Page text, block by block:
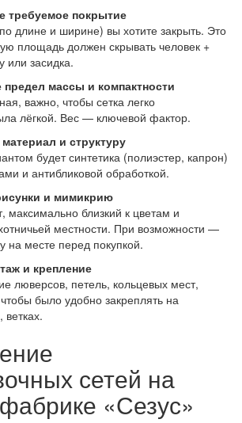
требуемое покрытие
длине и ширине) вы хотите закрыть. Это
площадь должен скрывать человек +
или засидка.
предел массы и компактности
важно, чтобы сетка легко
лёгкой. Вес — ключевой фактор.
и структуру
будет синтетика (полиэстер, капрон)
и антибликовой обработкой.
и мимикрию
максимально близкий к цветам и
местности. При возможности —
на месте перед покупкой.
и крепление
люверсов, петель, кольцевых мест,
было удобно закреплять на
ветках.
сетей на
«Сезус»